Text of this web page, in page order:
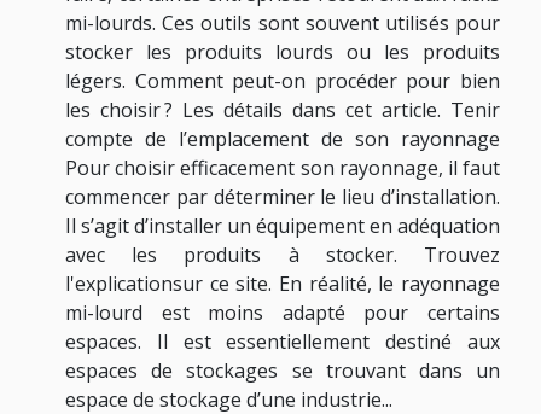
mi-lourds. Ces outils sont souvent utilisés pour
stocker les produits lourds ou les produits
légers. Comment peut-on procéder pour bien
les choisir ? Les détails dans cet article. Tenir
compte de l’emplacement de son rayonnage
Pour choisir efficacement son rayonnage, il faut
commencer par déterminer le lieu d’installation.
Il s’agit d’installer un équipement en adéquation
avec les produits à stocker. Trouvez
l'explicationsur ce site. En réalité, le rayonnage
mi-lourd est moins adapté pour certains
espaces. Il est essentiellement destiné aux
espaces de stockages se trouvant dans un
espace de stockage d’une industrie...